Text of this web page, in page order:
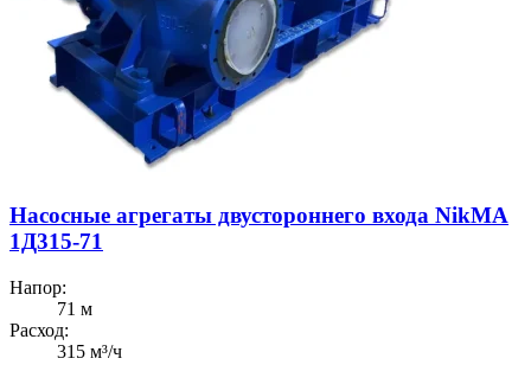
Насосные агрегаты двустороннего входа NikMA
1Д315-71
Напор:
71 м
Расход:
315 м³/ч